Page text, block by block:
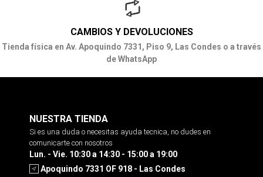
CAMBIOS Y DEVOLUCIONES
Tienda física en Av. Apoquindo 7331, Piso 9, Las Condes o a través
de WhatsApp
NUESTRA TIENDA
Si es una duda o necesitas ayuda tecnica, no dudes en
comunicarte con nosotros
Lun. - Vie. 10:30 a 14:30 - 15:00 a 19:00
Apoquindo 7331 OF 918 - Las Condes